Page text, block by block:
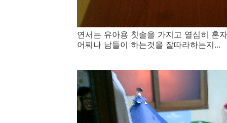
연서는 유아용 칫솔을 가지고 열심히 혼
어찌나 남들이 하는것을 잘따라하는지...